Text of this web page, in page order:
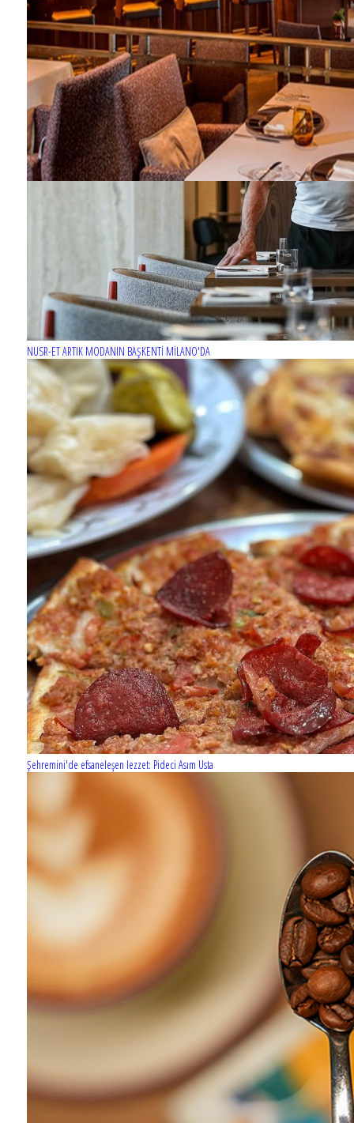
NUSR-ET ARTIK MODANIN BAŞKENTİ MİLANO'DA
Şehremini'de efsaneleşen lezzet: Pideci Asım Usta